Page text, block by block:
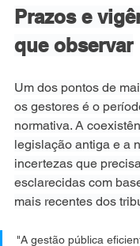
Prazos e
que observar
Um dos pontos de
os gestores é o
normativa. A
legislação antiga e a
incertezas que
esclarecidas com
mais recentes dos
"A gestão pública